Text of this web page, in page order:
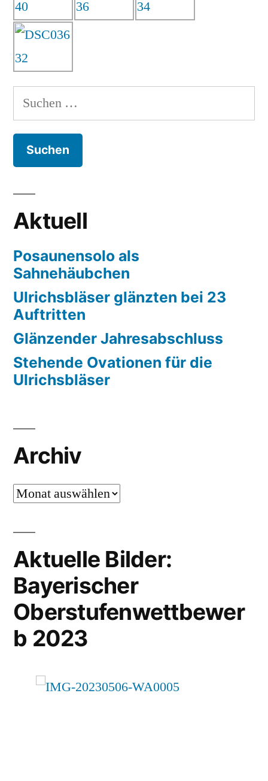
Suchen
nach:
Aktuell
Posaunensolo als
Sahnehäubchen
Ulrichsbläser glänzten bei 23
Auftritten
Glänzender Jahresabschluss
Stehende Ovationen für die
Ulrichsbläser
Archiv
Archiv
Aktuelle Bilder:
Bayerischer
Oberstufenwettbewer
b 2023